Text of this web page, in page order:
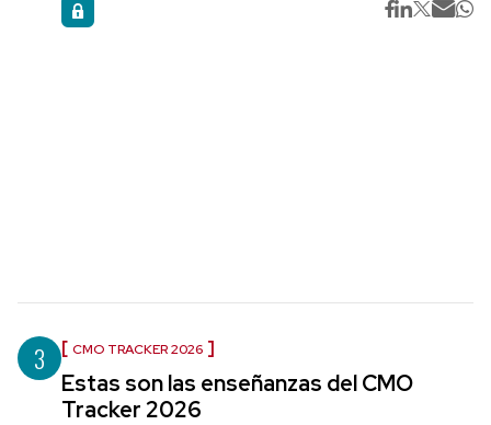
3 CMO TRACKER 2026
Estas son las enseñanzas del CMO
Tracker 2026